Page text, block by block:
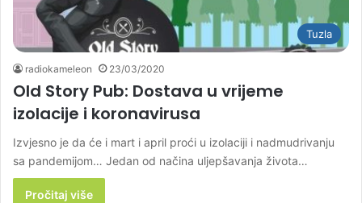
Tuzla
radiokameleon 23/03/2020
Old Story Pub: Dostava u vrijeme
izolacije i koronavirusa
Izvjesno je da će i mart i april proći u izolaciji i nadmudrivanju
sa pandemijom… Jedan od načina uljepšavanja života…
Pročitaj više